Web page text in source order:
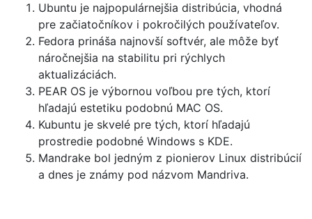
Ubuntu je najpopulárnejšia distribúcia, vhodná
pre začiatočníkov i pokročilých používateľov.
Fedora prináša najnovší softvér, ale môže byť
náročnejšia na stabilitu pri rýchlych
aktualizáciách.
PEAR OS je výbornou voľbou pre tých, ktorí
hľadajú estetiku podobnú MAC OS.
Kubuntu je skvelé pre tých, ktorí hľadajú
prostredie podobné Windows s KDE.
Mandrake bol jedným z pionierov Linux distribúcií
a dnes je známy pod názvom Mandriva.